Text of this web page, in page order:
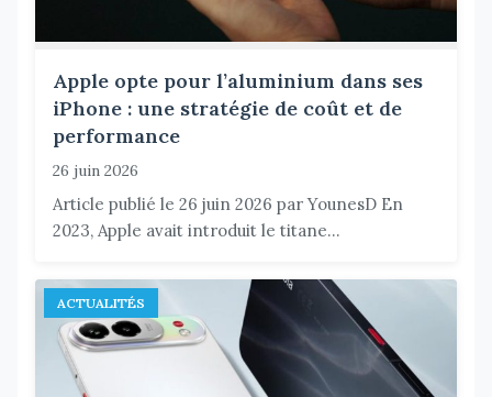
Apple opte pour l’aluminium dans ses
iPhone : une stratégie de coût et de
performance
26 juin 2026
Article publié le 26 juin 2026 par YounesD En
2023, Apple avait introduit le titane...
ACTUALITÉS